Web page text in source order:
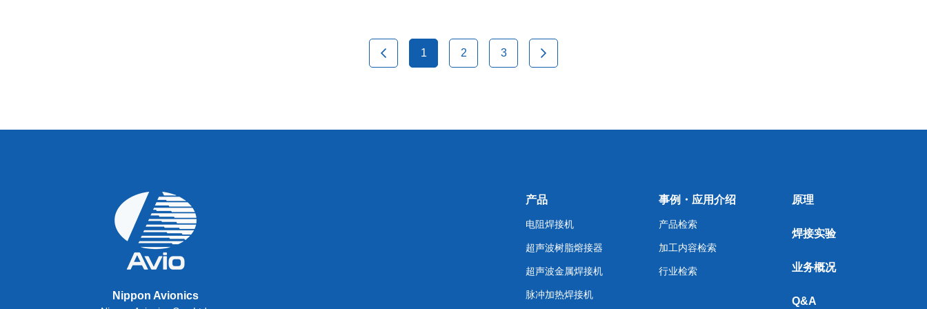
< 1 2 3 >
Nippon Avionics
产品
电阻焊接机
超声波树脂熔接器
超声波金属焊接机
脉冲加热焊接机
事例・应用介绍
产品检索
加工内容检索
行业检索
原理
焊接实验
业务概况
Q&A